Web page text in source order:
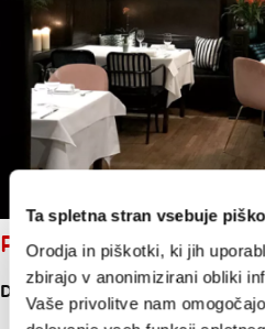
Ta spletna stran vsebuje
Orodja in piškotki, ki jih
zbirajo v anonimizirani obliki
Vaše privolitve nam
PETI 181
DVORNI TRG 1